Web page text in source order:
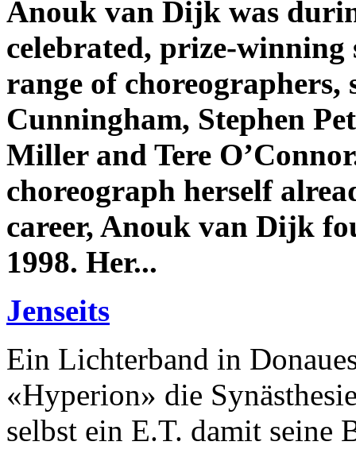
Anouk van Dijk was
celebrated, prize-
range of
Cunningham, Stephen
Miller and Tere
choreograph herself
career, Anouk van Dijk
1998. Her...
Jenseits
Ein Lichterband in
«Hyperion» die
selbst ein E.T. damit seine